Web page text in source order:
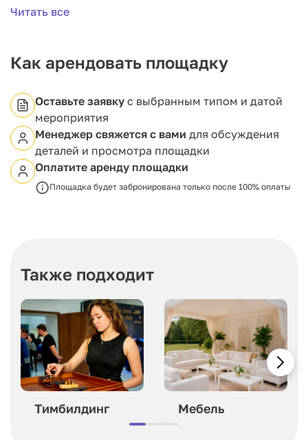
событий, а также торжественных церемоний. Здесь
тематические квесты.
Находящийся на втором этаже исторического
комплектом профессионального звукового,
светового и мультимедийного оборудования, что
гарантирует высокий уровень технической
поддержки для любого мероприятия.
Читать все
Как арендовать площадку
Оставьте заявку с выбранным типом и датой
мероприятия
Менеджер свяжется с вами для обсуждения
деталей и просмотра площадки
Оплатите аренду площадки
Площадка будет забронирована только после 100% оплаты
Также подходит
Тимбилдинг Мебель